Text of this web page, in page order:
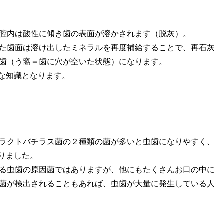
は酸性に傾き歯の表面が溶かされます（脱灰）。
面は溶け出したミネラルを再度補給することで、再石灰
う窩＝歯に穴が空いた状態）になります。
知識となります。
トバチラス菌の２種類の菌が多いと虫歯になりやすく
ました。
虫歯の原因菌ではありますが、他にもたくさんお口の中
が検出されることもあれば、虫歯が大量に発生している